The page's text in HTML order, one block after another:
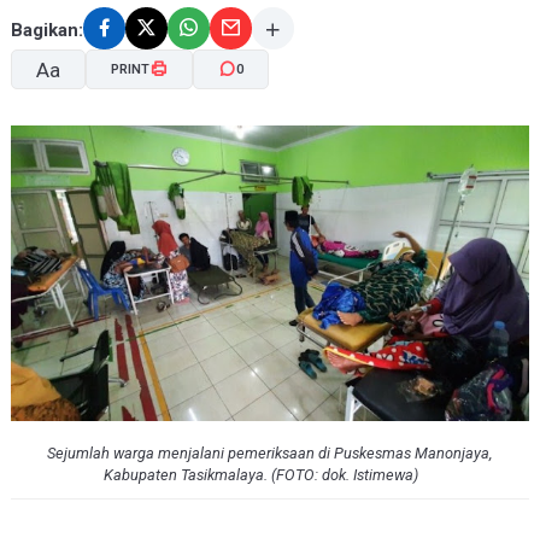
Bagikan:
Aa
A- A+
PRINT 0
Sejumlah warga menjalani pemeriksaan di Puskesmas Manonjaya,
Kabupaten Tasikmalaya. (FOTO: dok. Istimewa)